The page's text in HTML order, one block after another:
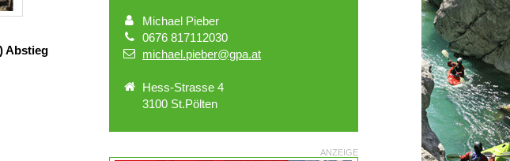
Abstieg
Michael Pieber
0676 817112030
michael.pieber@gpa.at
Hess-Strasse 4
3100 St.Pölten
ANZEIGE